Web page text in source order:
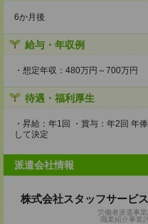
6か月後
給与・年収例
・想定年収：480万円～700万円
待遇・福利厚生
・昇給：年1回 ・賞与：年2回 年
して決定
派遣会社情報
株式会社スタッフサービ
労働者派遣事
職業紹介事業